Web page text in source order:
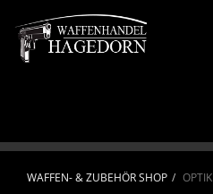
WAFFEN- & ZUBEHÖR SHOP OPTIK